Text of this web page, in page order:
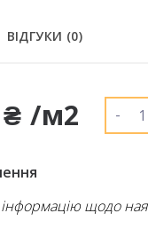
ВІДГУКИ (0)
₴ /м2 -
інформацію щодо